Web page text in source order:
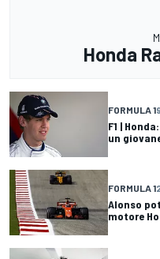
Honda
FORMULA 1
F1 |
un
FORMULA 1
Alonso
motore